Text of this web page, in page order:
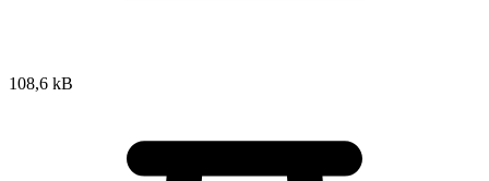
108,6 kB